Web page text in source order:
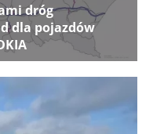
dróg
dla pojazdów